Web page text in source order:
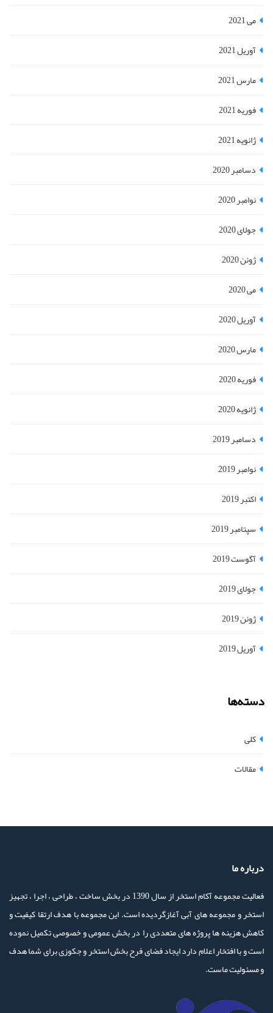
می 2021
آوریل 2021
مارس 2021
فوریه 2021
ژانویه 2021
دسامبر 2020
نوامبر 2020
جولای 2020
ژوئن 2020
می 2020
آوریل 2020
مارس 2020
فوریه 2020
ژانویه 2020
دسامبر 2019
نوامبر 2019
اکتبر 2019
سپتامبر 2019
آگوست 2019
جولای 2019
ژوئن 2019
آوریل 2019
دسته‌ها
کلی
مقالات
درباره ما
فعالیت مجموعه آکام استخر از سال 1390 در بخش ساخت ، طراحی ، اجرا ، تجهیز
استخر و مجموعه های آبی آغازگردیده است. این مجموعه با هدف ارتقا کیفیت و
کاهش هزینه ها پروژه های متعددی را در بخش عمومی و خصوصی تکمیل نموده
است و با افتخار اعلام دارد ایجاد فضای فرح بخش استخر و جکوزی برای شما هدف
و مسئولیت ماست.